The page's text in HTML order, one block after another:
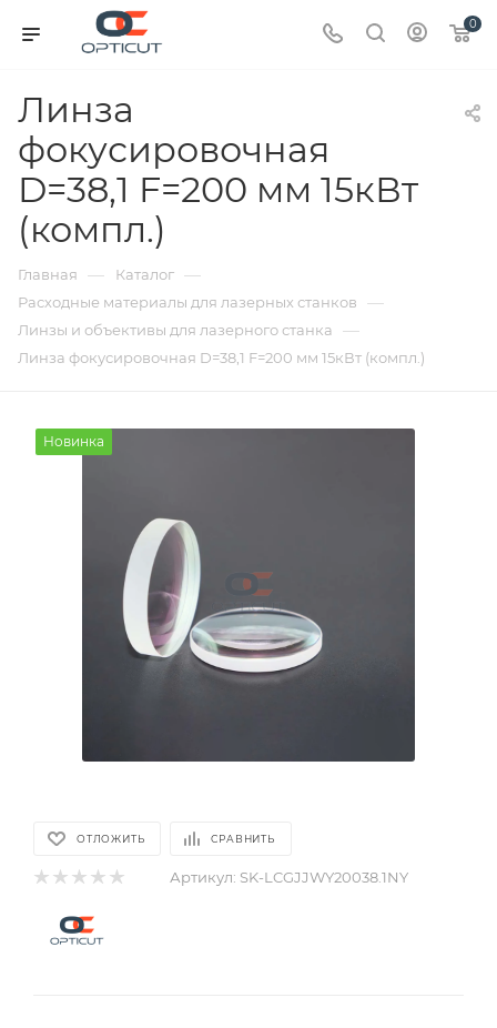
0
Линза
фокусировочная
D=38,1 F=200 мм 15кВт
(компл.)
Главная — Каталог —
Расходные материалы для лазерных станков —
Линзы и объективы для лазерного станка —
Линза фокусировочная D=38,1 F=200 мм 15кВт (компл.)
Новинка
ОТЛОЖИТЬ СРАВНИТЬ
Артикул: SK-LCGJJWY20038.1NY